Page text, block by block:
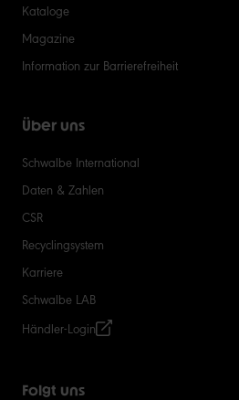
Kataloge
Magazine
Information zur Barrierefreiheit
Über uns
Schwalbe International
Daten & Zahlen
CSR
Recyclingsystem
Karriere
Schwalbe LAB
Händler-Login
Folgt uns